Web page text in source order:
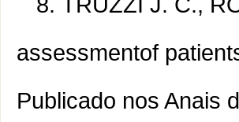
assessmentof
Publicado nos Anais